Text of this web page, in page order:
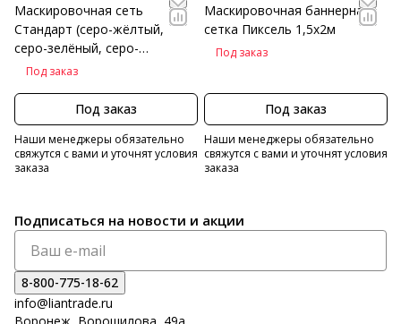
Маскировочная сеть
Стандарт (серо-жёлтый,
серо-зелёный, серо-
коричневый) (2х3 м)
Под заказ
Под заказ
Наши менеджеры обязательно
свяжутся с вами и уточнят условия
заказа
Маскировочная баннерная
сетка Пиксель 1,5х2м
Под заказ
Под заказ
Наши менеджеры обязательно
свяжутся с вами и уточнят условия
заказа
Подписаться на новости и акции
8-800-775-18-62
info@liantrade.ru